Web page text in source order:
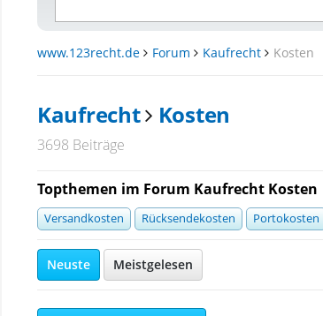
www.123recht.de Forum Kaufrecht Kosten
Kaufrecht Kosten
3698 Beiträge
Topthemen im Forum Kaufrecht Kosten
Versandkosten Rücksendekosten Portokosten
Neuste Meistgelesen